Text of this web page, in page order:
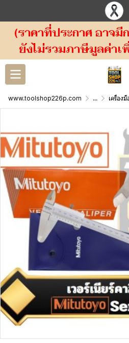
(ราคาที่ประกาศ อาจ
ยังไม่รวมภาษีมูลค่าเ
www.toolshop226p.com ... เครื่อง